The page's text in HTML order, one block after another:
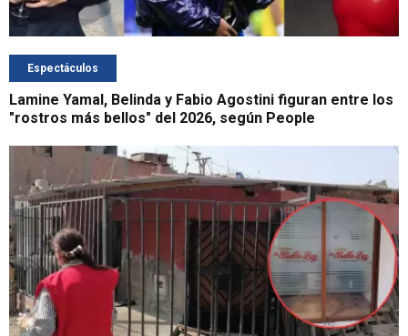
Espectáculos
Lamine Yamal, Belinda y Fabio Agostini figuran entre los
"rostros más bellos" del 2026, según People